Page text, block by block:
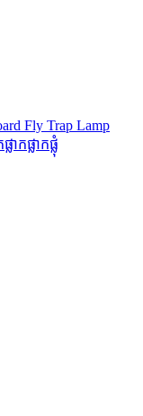
កផ្លាកផ្លុំ